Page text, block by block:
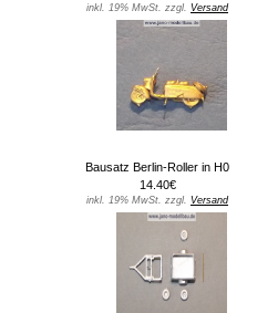
inkl. 19% MwSt. zzgl. Versand
Bausatz Berlin-Roller in H0
14.40€
inkl. 19% MwSt. zzgl. Versand